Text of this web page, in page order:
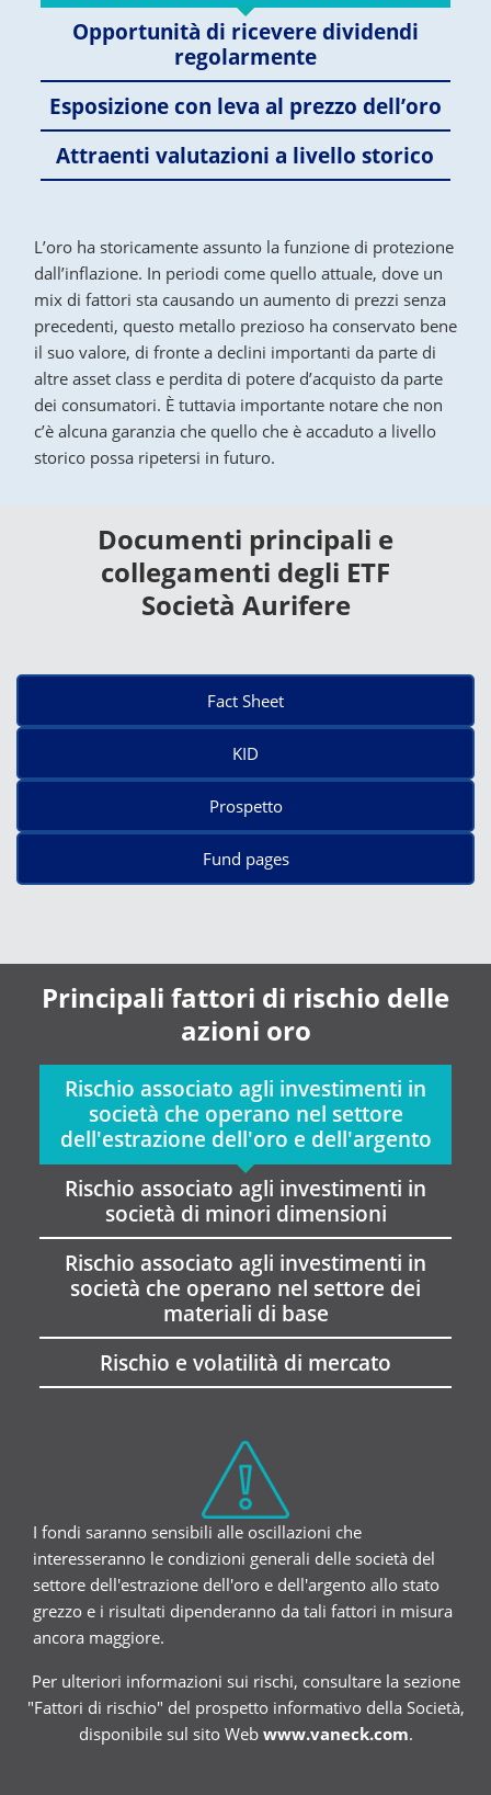
Opportunità di ricevere dividendi
regolarmente
Esposizione con leva al prezzo dell’oro
Attraenti valutazioni a livello storico
L’oro ha storicamente assunto la funzione di protezione
dall’inflazione. In periodi come quello attuale, dove un
mix di fattori sta causando un aumento di prezzi senza
precedenti, questo metallo prezioso ha conservato bene
il suo valore, di fronte a declini importanti da parte di
altre asset class e perdita di potere d’acquisto da parte
dei consumatori. È tuttavia importante notare che non
c’è alcuna garanzia che quello che è accaduto a livello
storico possa ripetersi in futuro.
Documenti principali e
collegamenti degli ETF
Società Aurifere
Fact Sheet
KID
Prospetto
Fund pages
Principali fattori di rischio delle
azioni oro
Rischio associato agli investimenti in
società che operano nel settore
dell'estrazione dell'oro e dell'argento
Rischio associato agli investimenti in
società di minori dimensioni
Rischio associato agli investimenti in
società che operano nel settore dei
materiali di base
Rischio e volatilità di mercato
I fondi saranno sensibili alle oscillazioni che
interesseranno le condizioni generali delle società del
settore dell'estrazione dell'oro e dell'argento allo stato
grezzo e i risultati dipenderanno da tali fattori in misura
ancora maggiore.
Per ulteriori informazioni sui rischi, consultare la sezione
"Fattori di rischio" del prospetto informativo della Società,
disponibile sul sito Web www.vaneck.com.